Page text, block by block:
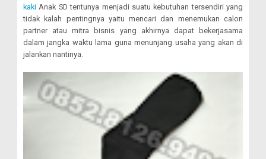
kaki Anak SD tentunya menjadi suatu kebutuhan tersendiri yang
tidak kalah pentingnya yaitu mencari dan menemukan calon
partner atau mitra bisnis yang akhirnya dapat bekerjasama
dalam jangka waktu lama guna menunjang usaha yang akan di
jalankan nantinya.